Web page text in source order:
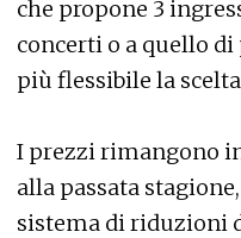
che propone 3
concerti o a quello di
più flessibile la
I prezzi rimangono
alla passata
sistema di riduzioni